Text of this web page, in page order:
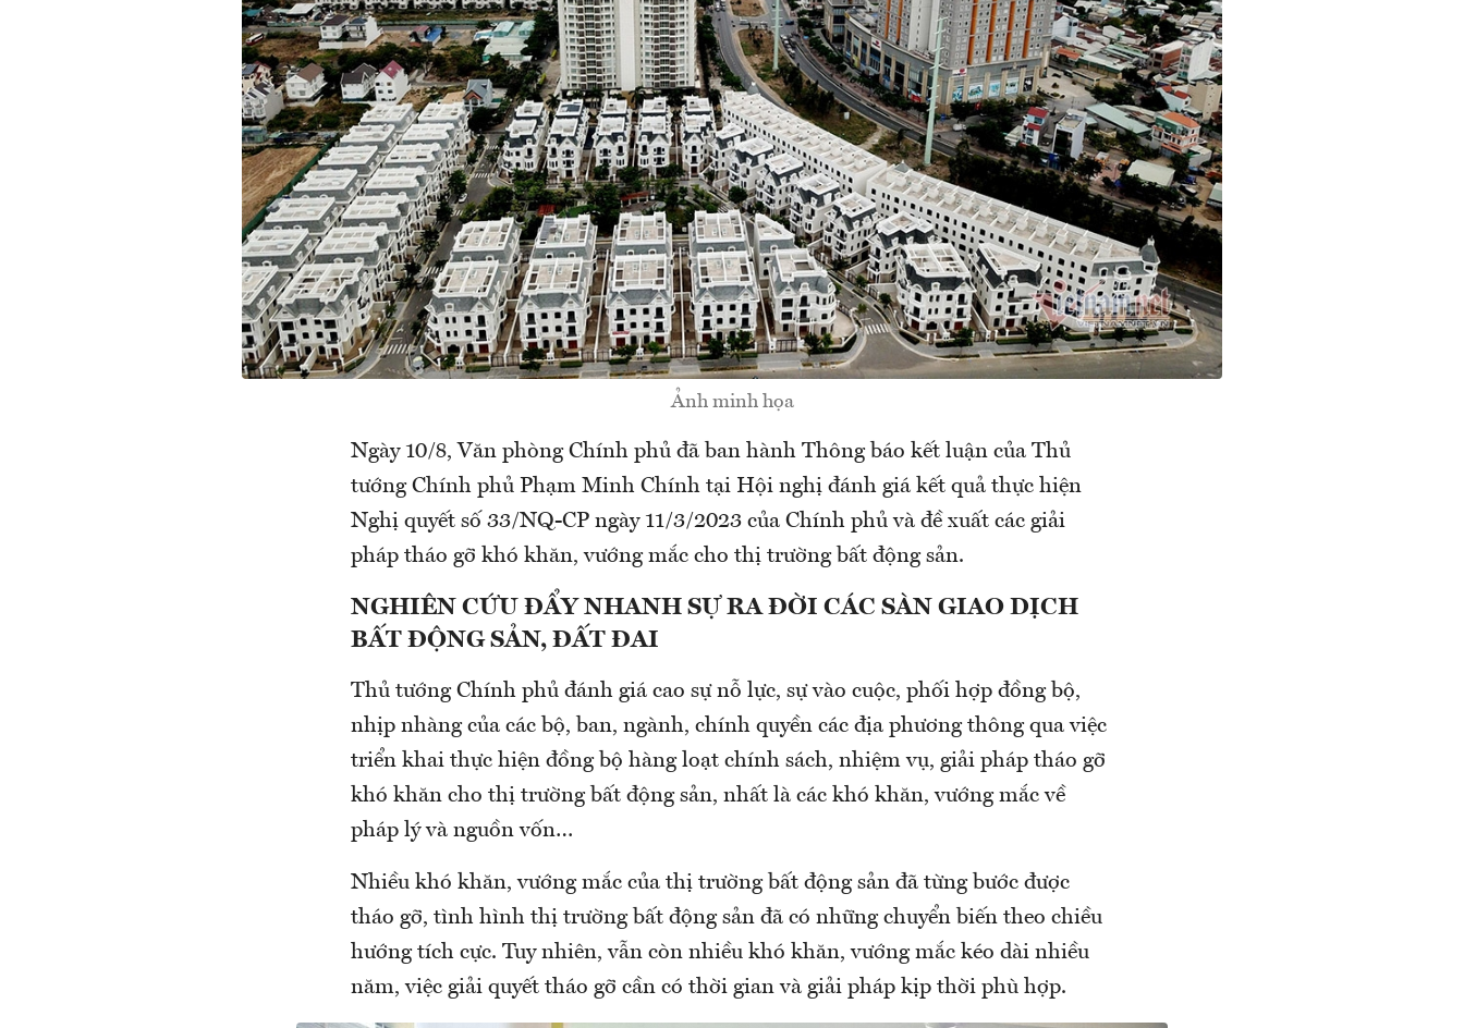
Ảnh minh họa
Ngày 10/8, Văn phòng Chính phủ đã ban hành Thông báo kết luận của Thủ
tướng Chính phủ Phạm Minh Chính tại Hội nghị đánh giá kết quả thực hiện
Nghị quyết số 33/NQ-CP ngày 11/3/2023 của Chính phủ và đề xuất các giải
pháp tháo gỡ khó khăn, vướng mắc cho thị trường bất động sản.
NGHIÊN CỨU ĐẨY NHANH SỰ RA ĐỜI CÁC SÀN GIAO DỊCH
BẤT ĐỘNG SẢN, ĐẤT ĐAI
Thủ tướng Chính phủ đánh giá cao sự nỗ lực, sự vào cuộc, phối hợp đồng bộ,
nhịp nhàng của các bộ, ban, ngành, chính quyền các địa phương thông qua việc
triển khai thực hiện đồng bộ hàng loạt chính sách, nhiệm vụ, giải pháp tháo gỡ
khó khăn cho thị trường bất động sản, nhất là các khó khăn, vướng mắc về
pháp lý và nguồn vốn…
Nhiều khó khăn, vướng mắc của thị trường bất động sản đã từng bước được
tháo gỡ, tình hình thị trường bất động sản đã có những chuyển biến theo chiều
hướng tích cực. Tuy nhiên, vẫn còn nhiều khó khăn, vướng mắc kéo dài nhiều
năm, việc giải quyết tháo gỡ cần có thời gian và giải pháp kịp thời phù hợp.